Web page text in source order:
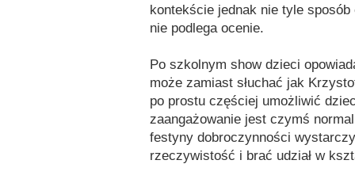
kontekście jednak nie tyle
nie podlega ocenie.
Po szkolnym show dzieci
może zamiast słuchać jak
po prostu częściej umożliwić
zaangażowanie jest czymś
festyny dobroczynności
rzeczywistość i brać udział w